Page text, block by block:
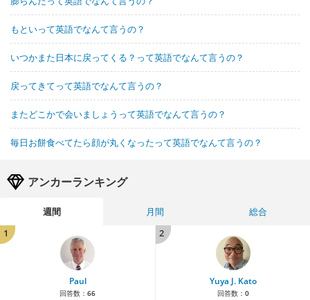
もといって英語でなんて言うの？
いつかまた日本に戻ってくる？って英語でなんて言うの？
戻ってきてって英語でなんて言うの？
またどこかで会いましょうって英語でなんて言うの？
毎日お餅食べてたら顔が丸くなったって英語でなんて言うの？
アンカーランキング
週間 月間
総合
1
Paul
回答数： 66
2
Yuya J. Kato
回答数： 0